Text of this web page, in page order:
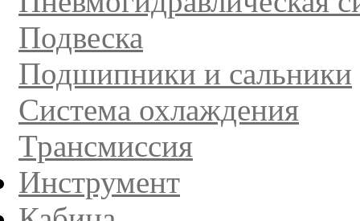
Подвеска
Подшипники и сальники
Система охлаждения
Трансмиссия
Инструмент